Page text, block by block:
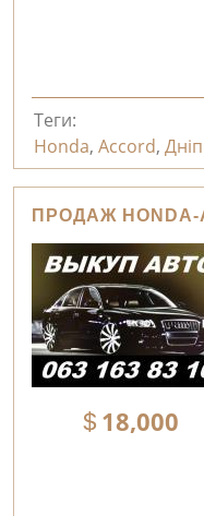
Теги:
Honda, Accord,
ПРОДАЖ
18,000